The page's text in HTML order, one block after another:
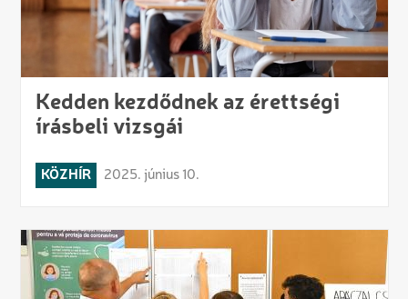
Kedden kezdődnek az érettségi
írásbeli vizsgái
KÖZHÍR 2025. június 10.